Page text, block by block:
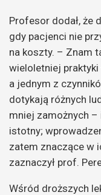
Profesor dodał, że
gdy pacjenci nie
na koszty. – Znam
wieloletniej praktyki
a jednym z
dotykają różnych
mniej zamożnych –
istotny;
zatem znaczące w
zaznaczył prof.
Wśród droższych